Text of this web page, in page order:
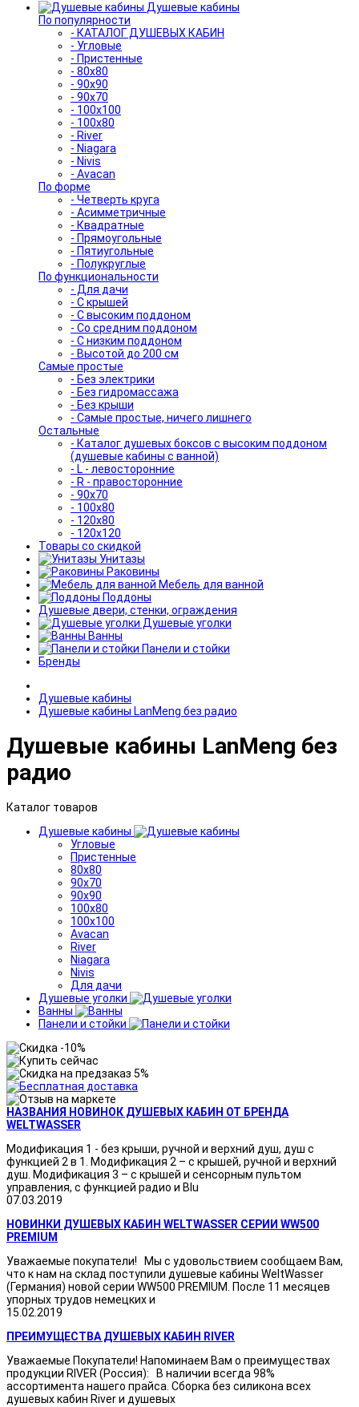
Душевые кабины
По популярности
- КАТАЛОГ ДУШЕВЫХ КАБИН
- Угловые
- Пристенные
- 80x80
- 90x90
- 90x70
- 100x100
- 100x80
- River
- Niagara
- Nivis
- Avacan
По форме
- Четверть круга
- Асимметричные
- Квадратные
- Прямоугольные
- Пятиугольные
- Полукруглые
По функциональности
- Для дачи
- С крышей
- С высоким поддоном
- Со средним поддоном
- С низким поддоном
- Высотой до 200 см
Самые простые
- Без электрики
- Без гидромассажа
- Без крыши
- Самые простые, ничего лишнего
Остальные
- Каталог душевых боксов с высоким поддоном
(душевые кабины с ванной)
- L - левосторонние
- R - правосторонние
- 90x70
- 100x80
- 120x80
- 120x120
Товары со скидкой
Унитазы
Раковины
Мебель для ванной
Поддоны
Душевые двери, стенки, ограждения
Душевые уголки
Ванны
Панели и стойки
Бренды
Душевые кабины
Душевые кабины LanMeng без радио
Душевые кабины LanMeng без
радио
Каталог товаров
Душевые кабины
Угловые
Пристенные
80x80
90x70
90x90
100x80
100x100
Avacan
River
Niagara
Nivis
Для дачи
Душевые уголки
Ванны
Панели и стойки
НАЗВАНИЯ НОВИНОК ДУШЕВЫХ КАБИН ОТ БРЕНДА
WELTWASSER
Модификация 1 - без крыши, ручной и верхний душ, душ с
функцией 2 в 1. Модификация 2 – с крышей, ручной и верхний
душ. Модификация 3 – с крышей и сенсорным пультом
управления, с функцией радио и Blu
07.03.2019
НОВИНКИ ДУШЕВЫХ КАБИН WELTWASSER СЕРИИ WW500
PREMIUM
Уважаемые покупатели! Мы с удовольствием сообщаем Вам,
что к нам на склад поступили душевые кабины WeltWasser
(Германия) новой серии WW500 PREMIUM. После 11 месяцев
упорных трудов немецких и
15.02.2019
ПРЕИМУЩЕСТВА ДУШЕВЫХ КАБИН RIVER
Уважаемые Покупатели! Напоминаем Вам о преимуществах
продукции RIVER (Россия): В наличии всегда 98%
ассортимента нашего прайса. Сборка без силикона всех
душевых кабин River и душевых